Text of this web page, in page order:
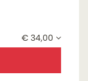
€ 34,00